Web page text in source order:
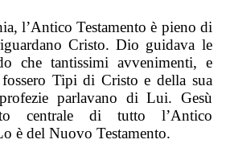
l’Antico Testamento è pieno di
Cristo. Dio guidava le
che tantissimi avvenimenti, e
Tipi di Cristo e della sua
parlavano di Lui. Gesù
centrale di tutto l’Antico
è del Nuovo Testamento.